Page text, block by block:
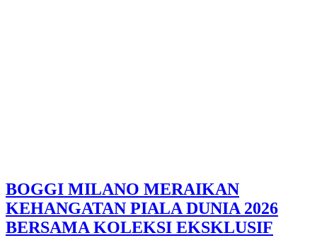
BOGGI MILANO MERAIKAN
KEHANGATAN PIALA DUNIA 2026
BERSAMA KOLEKSI EKSKLUSIF